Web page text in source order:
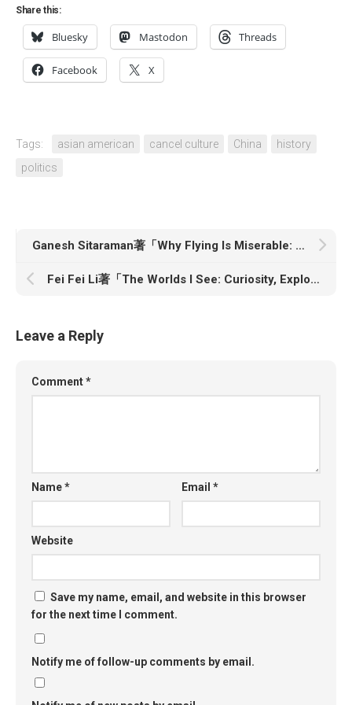
Share this:
Bluesky Mastodon Threads
Facebook X
Tags: asian american cancel culture China
history
politics
Ganesh Sitaraman著「Why Flying Is Miserable: And How to Fix It」
Fei Fei Li著「The Worlds I See: Curiosity, Exploration, and Discovery at the Dawn of AI」
Leave a Reply
Comment*
Name* Email*
Website
Save my name, email, and website in this browser
for the next time I comment.
Notify me of follow-up comments by email.